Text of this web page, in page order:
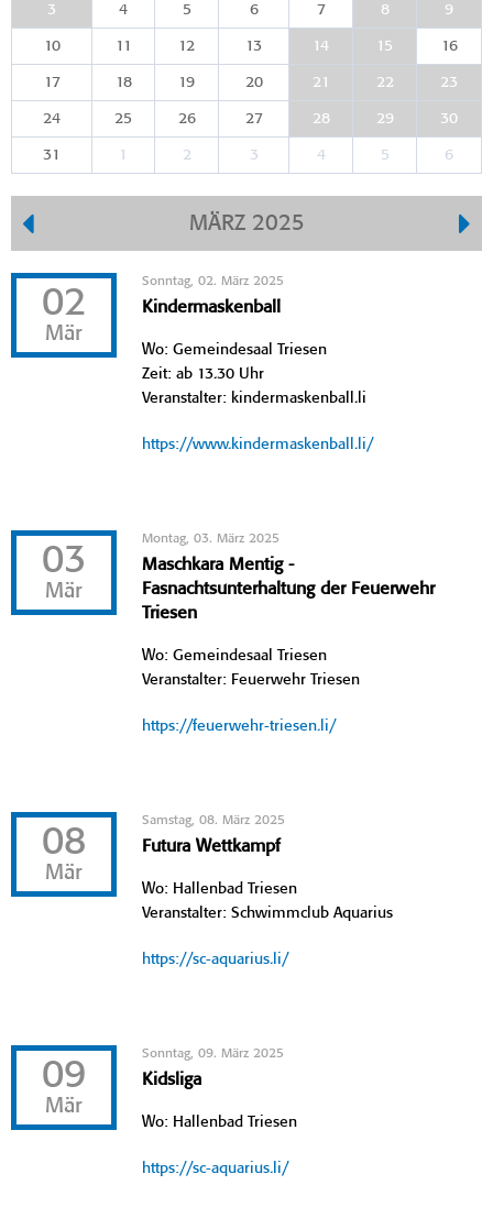
3 4 5 6 7 8 9
10 11 12 13 14 15 16
17 18 19 20 21 22 23
24 25 26 27 28 29 30
31 1 2 3 4 5 6
MÄRZ 2025
02
Mär
Sonntag, 02. März 2025
Kindermaskenball
Wo: Gemeindesaal Triesen
Zeit: ab 13.30 Uhr
Veranstalter: kindermaskenball.li
https://www.kindermaskenball.li/
03
Mär
Montag, 03. März 2025
Maschkara Mentig -
Fasnachtsunterhaltung der Feuerwehr
Triesen
Wo: Gemeindesaal Triesen
Veranstalter: Feuerwehr Triesen
https://feuerwehr-triesen.li/
08
Mär
Samstag, 08. März 2025
Futura Wettkampf
Wo: Hallenbad Triesen
Veranstalter: Schwimmclub Aquarius
https://sc-aquarius.li/
09
Mär
Sonntag, 09. März 2025
Kidsliga
Wo: Hallenbad Triesen
https://sc-aquarius.li/